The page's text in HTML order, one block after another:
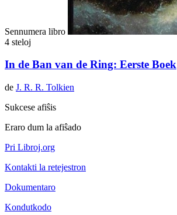
Sennumera libro
4 steloj
In de Ban van de Ring: Eerste Boek
de J. R. R. Tolkien
Sukcese afiŝis
Eraro dum la afiŝado
Pri Libroj.org
Kontakti la retejestron
Dokumentaro
Kondutkodo